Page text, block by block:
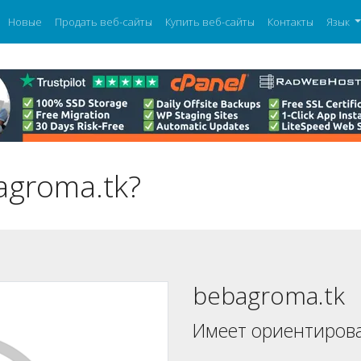
Новые Продать веб-сайты Купить веб-сайты Контакты Язык
bebagroma.tk
Имеет